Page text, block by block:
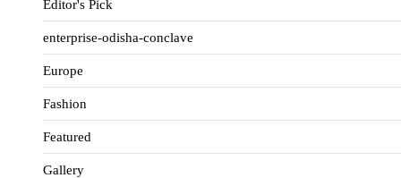
Editor's Pick
enterprise-odisha-conclave
Europe
Fashion
Featured
Gallery